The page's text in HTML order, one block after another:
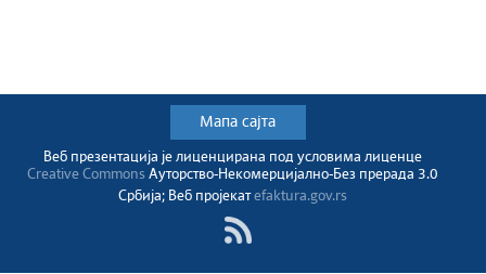
Мапа сајта
Веб презентација jе лиценциранa под условима лиценце
Creative CommonsАуторство-Некомерцијално-Без прерада 3.0
Србија; Веб пројекатefaktura.gov.rs